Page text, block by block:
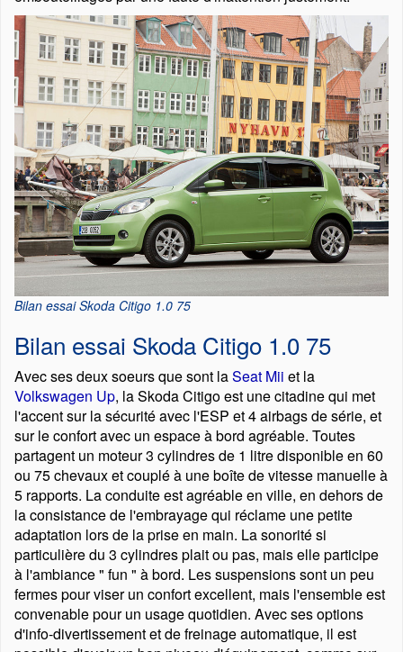
Bilan essai Skoda Citigo 1.0 75
Bilan essai Skoda Citigo 1.0 75
Avec ses deux soeurs que sont laSeat Mii et la
Volkswagen Up, la Skoda Citigo est une citadine qui met
l'accent sur la sécurité avec l'ESP et 4 airbags de série, et
sur le confort avec un espace à bord agréable. Toutes
partagent un moteur 3 cylindres de 1 litre disponible en 60
ou 75 chevaux et couplé à une boîte de vitesse manuelle à
5 rapports. La conduite est agréable en ville, en dehors de
la consistance de l'embrayage qui réclame une petite
adaptation lors de la prise en main. La sonorité si
particulière du 3 cylindres plait ou pas, mais elle participe
à l'ambiance
fun
à bord. Les suspensions sont un peu
fermes pour viser un confort excellent, mais l'ensemble est
convenable pour un usage quotidien. Avec ses options
d'info-divertissement et de freinage automatique, il est